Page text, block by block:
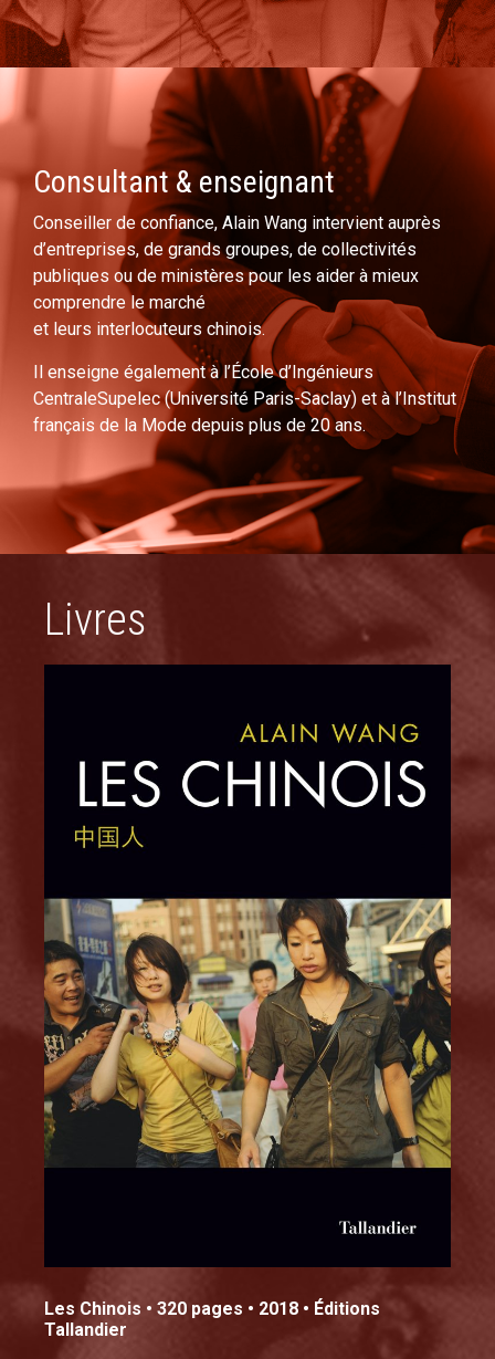
Consultant & enseignant
Conseiller de confiance, Alain Wang intervient auprès
d’entreprises, de grands groupes, de collectivités
publiques ou de ministères pour les aider à mieux
comprendre le marché
et leurs interlocuteurs chinois.
Il enseigne également à l’École d’Ingénieurs
CentraleSupelec (Université Paris-Saclay) et à l’Institut
français de la Mode depuis plus de 20 ans.
Livres
Les Chinois • 320 pages • 2018 • Éditions
Tallandier